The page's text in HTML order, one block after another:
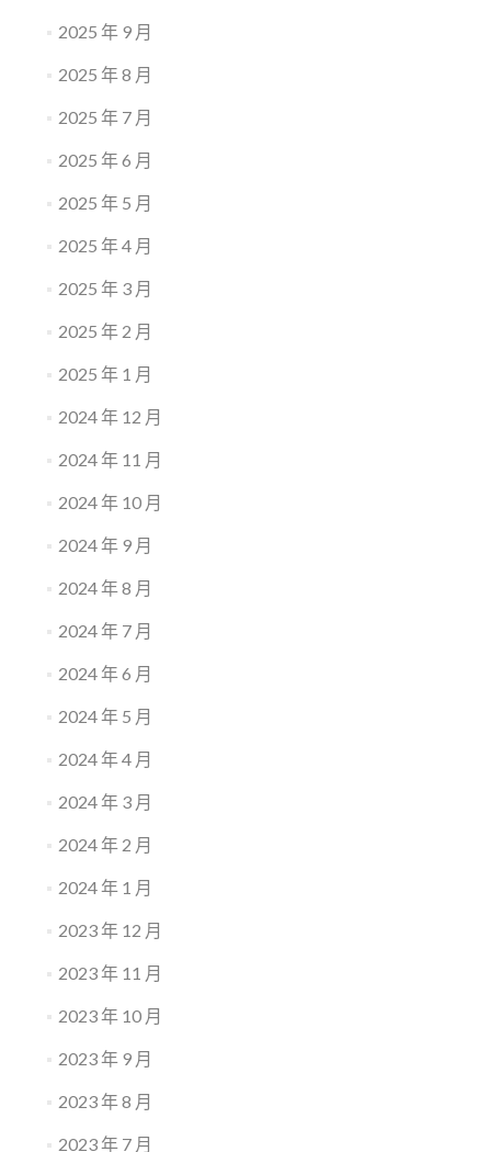
2025 年 9 月
2025 年 8 月
2025 年 7 月
2025 年 6 月
2025 年 5 月
2025 年 4 月
2025 年 3 月
2025 年 2 月
2025 年 1 月
2024 年 12 月
2024 年 11 月
2024 年 10 月
2024 年 9 月
2024 年 8 月
2024 年 7 月
2024 年 6 月
2024 年 5 月
2024 年 4 月
2024 年 3 月
2024 年 2 月
2024 年 1 月
2023 年 12 月
2023 年 11 月
2023 年 10 月
2023 年 9 月
2023 年 8 月
2023 年 7 月